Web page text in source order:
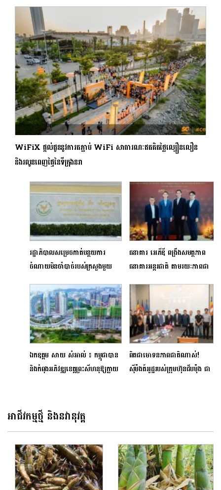
WiFiX ផ្តល់ជូននូវការតភ្ជាប់​ WiFi សាធារណៈឥតគិតថ្លៃល្បឿនលឿន
និងរលូនពេញផ្ទៃនៃទីក្រុងនរា
រដ្ឋាភិបាលសម្រេចកាត់បន្ថយការ
ចំណាយមិនចាំបាច់របស់ក្រសួងមួយ
ធនាគារ អេភីឌី ពង្រឹងសមត្ថភាព
ធនាគារអន្តរជាតិ តាមរយៈភាពជា
ឯកឧត្តម សាយ សំអាល់ ៖ កម្ពុជាបាន
និងកំពុងអភិវឌ្ឍខេត្តព្រះសីហនុឱ្យក្លាយ
ពិតជាមោទនភាពជាតិណាស់!
ស៊ីម៉ងត៍អូដ្ឋរបស់ក្រុមហ៊ុនជីបម៉ុង ជា
អាជីវកម្មថ្មី និងនវានុវត្ត